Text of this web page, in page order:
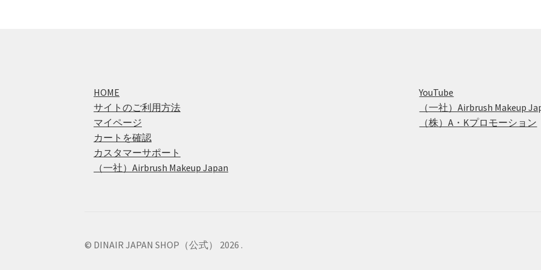
HOME
サイトのご利用方法
マイページ
カートを確認
カスタマーサポート
（一社）Airbrush Makeup Japan
YouTube
（一社）Airbrush Makeup
（株）A・Kプロモーション
© DINAIR JAPAN SHOP（公式） 2026 .